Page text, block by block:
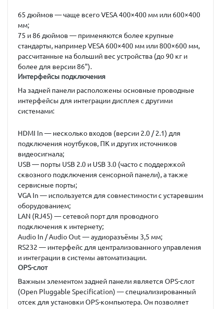
65 дюймов — чаще всего VESA 400×400 мм или 600×400
мм;
75 и 86 дюймов — применяются более крупные
стандарты, например VESA 600×400 мм или 800×600 мм,
рассчитанные на больший вес устройства (до 90 кг и
более для версии 86").
Интерфейсы подключения
На задней панели расположены основные проводные
интерфейсы для интеграции дисплея с другими
системами:
HDMI In — несколько входов (версии 2.0 / 2.1) для
подключения ноутбуков, ПК и других источников
видеосигнала;
USB— порты USB 2.0 и USB 3.0 (часто с поддержкой
сквозного подключения сенсорной панели), а также
сервисные порты;
VGA In — используется для совместимости с устаревшим
оборудованием;
LAN (RJ45) — сетевой порт для проводного
подключения к интернету;
Audio In / Audio Out — аудиоразъёмы 3,5 мм;
RS232 — интерфейс для централизованного управления
и интеграции в системы автоматизации.
OPS-слот
Важным элементом задней панели является OPS-слот
(Open Pluggable Specification) — специализированный
отсек для установки OPS-компьютера. Он позволяет